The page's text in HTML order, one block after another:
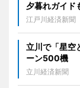
夕暮れガイド
江戸川経済新聞
立川で「星空
ーン500機
立川経済新聞